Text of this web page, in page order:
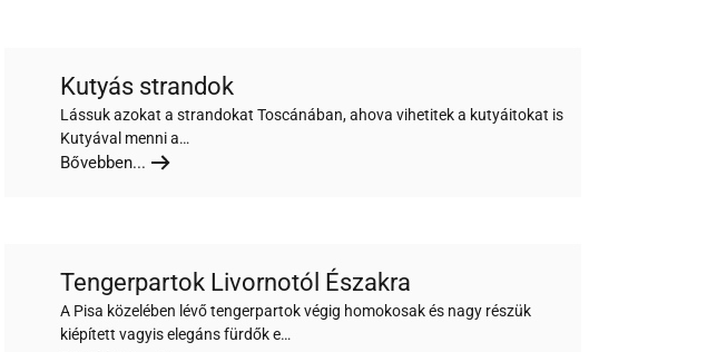
Kutyás strandok
Lássuk azokat a strandokat Toscánában, ahova vihetitek a kutyáitokat is
Kutyával menni a…
Bővebben...
Tengerpartok Livornotól Északra
A Pisa közelében lévő tengerpartok végig homokosak és nagy részük
kiépített vagyis elegáns fürdők e…